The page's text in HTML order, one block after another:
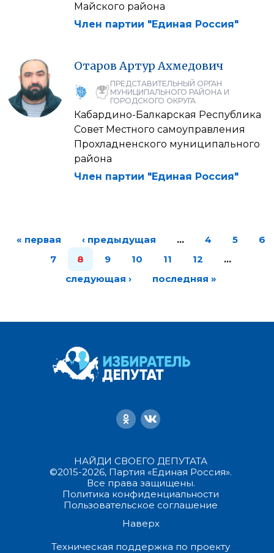
Майского района
Член партии "Единая Россия"
Отаров Артур Ахмедович
ПРЕДСТАВИТЕЛЬНЫЙ ОРГАН
МУНИЦИПАЛЬНОГО РАЙОНА И
ГОРОДСКОГО ОКРУГА
Кабардино-Балкарская Республика
Совет Местного самоуправления
Прохладненского муниципального
района
Член партии "Единая Россия"
« первая ‹ предыдущая … 4 5
6
7
8 9 10 11 12
…
следующая ›
последняя »
НАЙДИ СВОЕГО ДЕПУТАТА
©2015-2026, Партия «Единая Россия».
Все права защищены.
Политика конфиденциальности
Пользовательское соглашение
Наверх
Техническая поддержка по проекту